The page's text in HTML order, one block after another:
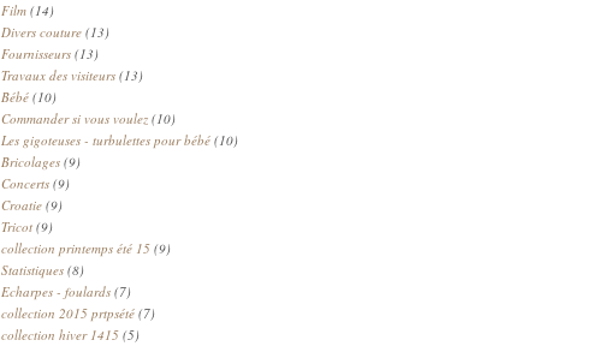
Film (14)
Divers couture (13)
Fournisseurs (13)
Travaux des visiteurs (13)
Bébé (10)
Commander si vous voulez (10)
Les gigoteuses - turbulettes pour bébé (10)
Bricolages (9)
Concerts (9)
Croatie (9)
Tricot (9)
collection printemps été 15 (9)
Statistiques (8)
Echarpes - foulards (7)
collection 2015 prtpsété (7)
collection hiver 1415 (5)